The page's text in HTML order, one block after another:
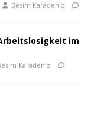
Besim Karadeniz
im
Karadeniz